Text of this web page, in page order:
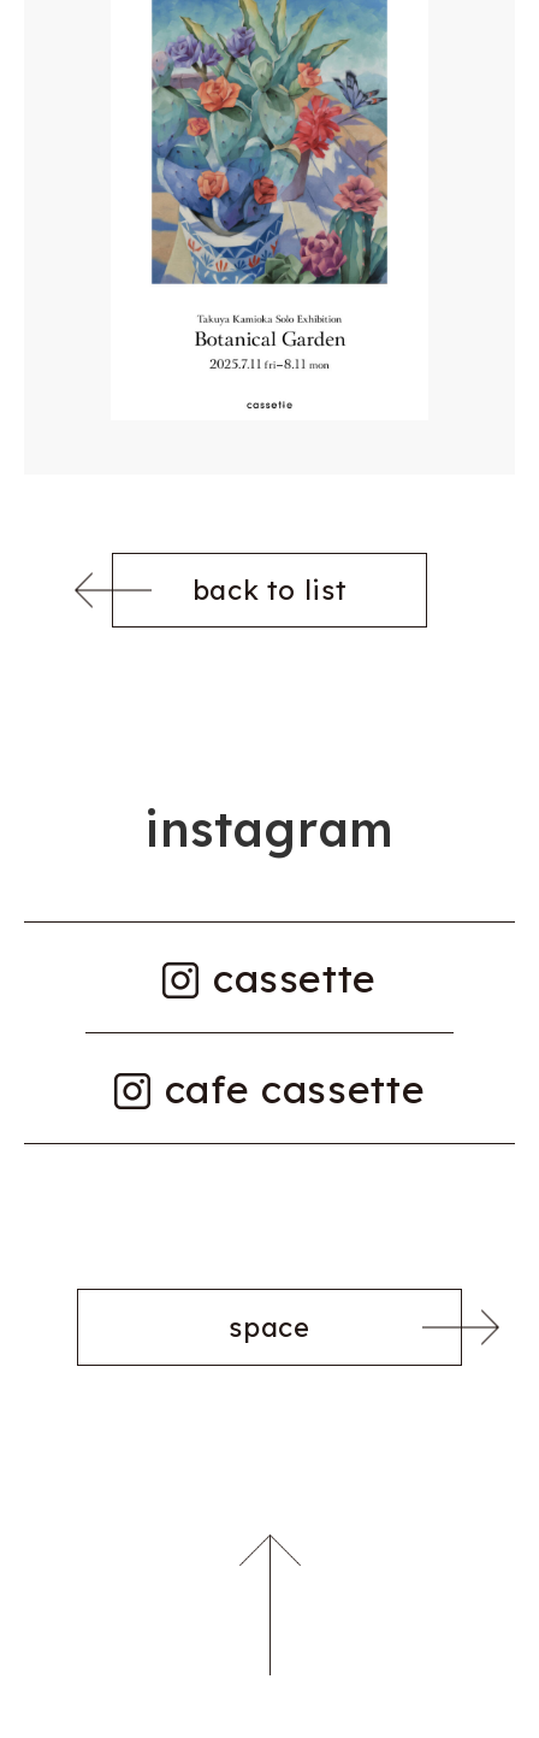
back to list
instagram
cassette
cafe cassette
space